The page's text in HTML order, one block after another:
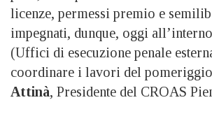
licenze, permessi premio e
impegnati, dunque, oggi all’interno
(Uffici di esecuzione penale
coordinare i lavori del pomeriggio
Attinà, Presidente del CROAS